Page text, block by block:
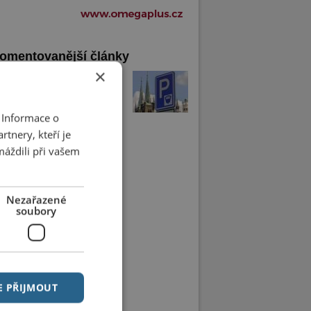
články
×
o
kteří je
při vašem
Nezařazené
soubory
PŘIJMOUT